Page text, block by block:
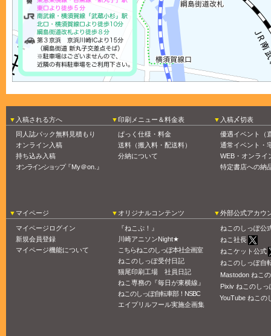
入稿される方へ
同人誌パック無料見積もり
オンライン入稿
持ち込み入稿
オンラインショップ『My＠on.』
印刷メニュー＆料金表
ぱっく仕様・料金
送料（搬入料・配送料）
分納について
入稿〆切表
優遇イベント（
通常イベント・
WEB・オンライ
特定書店への納
マイページ
マイページログイン
新規会員登録
マイページ機能について
オリジナルコンテンツ
『ねこぷ！』
川崎アニソンNight★
こちらねこのしっぽ本社企画室
ねこのしっぽ受付日記
猫尾印刷工場 社員日記
ねこ専務の『毎日が東横線』
ねこのしっぽ自転車部！NSBC
エイプリルフール実施企画集
外部公式アカウ
ねこのしっぽ公
ねこ社長
ねこケット公式
ねこのしっぽ自
Mastodon ねこ
Pixiv ねこのしっ
YouTube ねこの